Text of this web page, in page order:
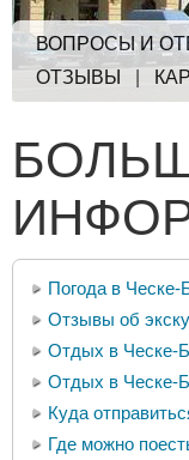
ВОПРОСЫ И
ОТЗЫВЫ
Погода в Ческе-
Отзывы об
Отдых в Ческе-
Отдых в Ческе-
Куда
Где можно